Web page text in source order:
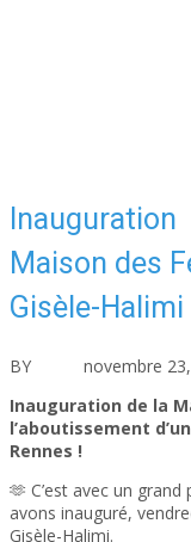
Inauguration
Maison des
Gisèle-Halimi
BY novembre
Inauguration de la
l’aboutissement
Rennes !
🫶 C’est avec un
avons inauguré,
Gisèle-Halimi.